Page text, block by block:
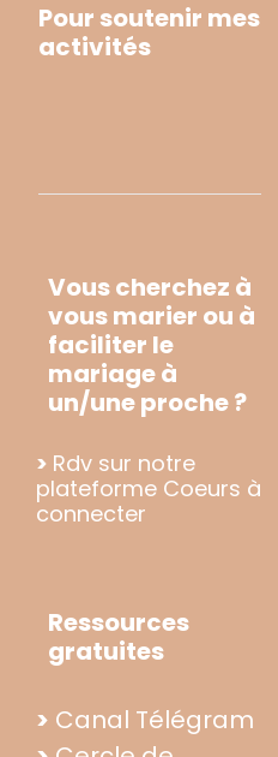
Pour soutenir mes
activités
Vous cherchez à
vous marier ou à
faciliter le
mariage à
un/une proche ?
> Rdv sur notre
plateforme Coeurs à
connecter
Ressources
gratuites
> Canal Télégram